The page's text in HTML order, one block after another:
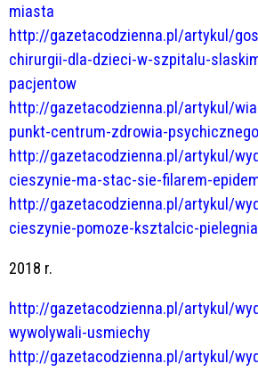
miasta
http://gazetacodzienna.pl/artykul/
chirurgii-dla-dzieci-w-szpitalu-
pacjentow
http://gazetacodzienna.pl/artykul/
punkt-centrum-zdrowia-
http://gazetacodzienna.pl/artykul/
cieszynie-ma-stac-sie-filarem-
http://gazetacodzienna.pl/artykul/
cieszynie-pomoze-ksztalcic-
2018 r.
http://gazetacodzienna.pl/artykul/
wywolywali-usmiechy
http://gazetacodzienna.pl/artykul/